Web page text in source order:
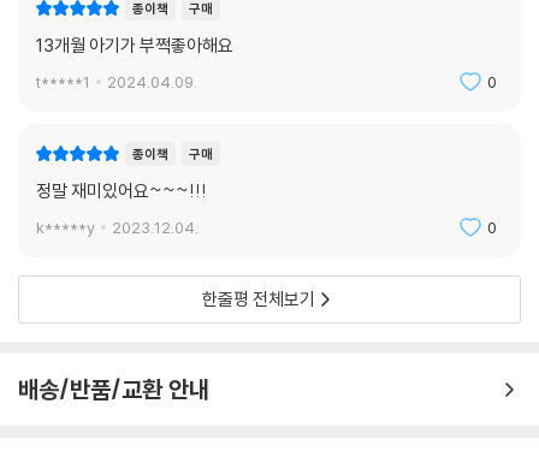
종이책 구매
13개월 아기가 부쩍좋아해요
t*****1 2024.04.09. 0
종이책 구매
정말 재미있어요~~~!!!
k*****y 2023.12.04. 0
한줄평 전체보기
배송/반품/교환 안내